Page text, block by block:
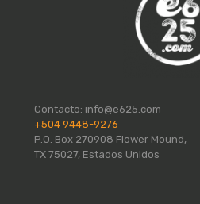
Contacto: info@e625.com
+504 9448-9276
P.O. Box 270908 Flower Mound,
TX 75027, Estados Unidos